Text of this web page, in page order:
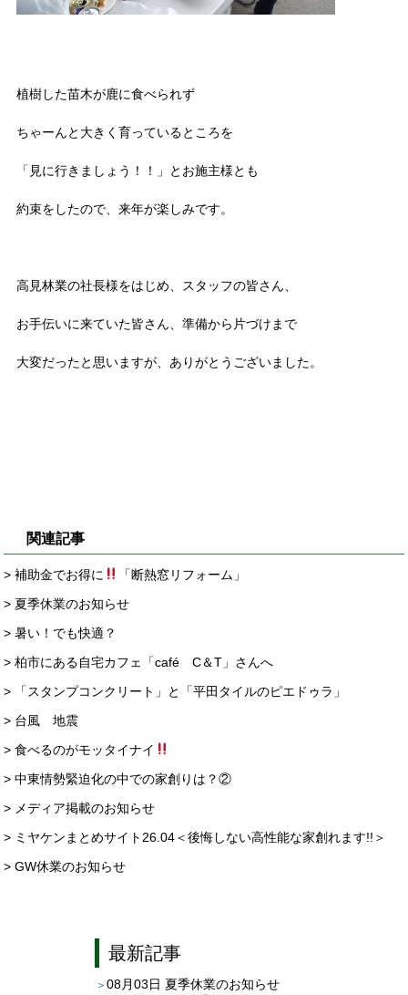
植樹した苗木が鹿に食べられず
ちゃーんと大きく育っているところを
「見に行きましょう！！」とお施主様とも
約束をしたので、来年が楽しみです。
高見林業の社長様をはじめ、スタッフの皆さん、
お手伝いに来ていた皆さん、準備から片づけまで
大変だったと思いますが、ありがとうございました。
関連記事
> 補助金でお得に
「断熱窓リフォーム」
> 夏季休業のお知らせ
> 暑い！でも快適？
> 柏市にある自宅カフェ「café C＆T」さんへ
> 「スタンプコンクリート」と「平田タイルのピエドゥラ」
> 台風 地震
> 食べるのがモッタイナイ
> 中東情勢緊迫化の中での家創りは？②
> メディア掲載のお知らせ
> ミヤケンまとめサイト26.04＜後悔しない高性能な家創れます!!＞
> GW休業のお知らせ
最新記事
08月03日 夏季休業のお知らせ